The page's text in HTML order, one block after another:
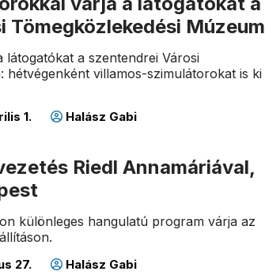
Tömegközlekedési Múzeum
látogatókat a szentendrei Városi
hétvégenként villamos-szimulátorokat is ki
1. Halász Gabi
Riedl Annamáriával,
különleges hangulatú program várja az
27. Halász Gabi